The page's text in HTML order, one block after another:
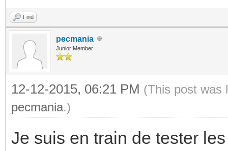
Find
pecmania
Junior Member
12-12-2015, 06:21 PM (This post was
pecmania.)
Je suis en train de tester